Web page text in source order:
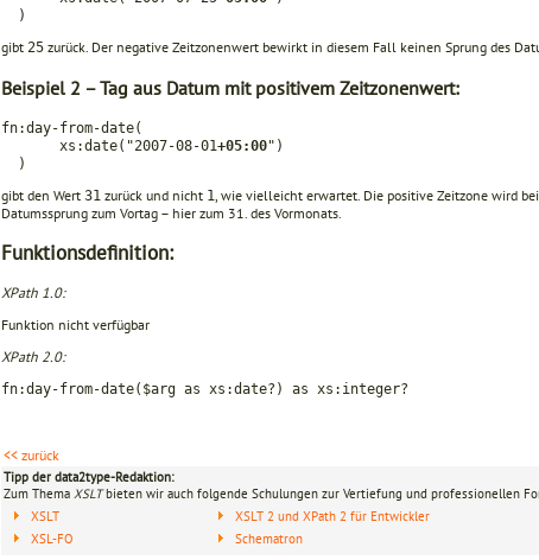
)
gibt 25 zurück. Der negative Zeitzonenwert bewirkt in diesem Fall keinen Sprung des
Beispiel 2 – Tag aus Datum mit positivem Zeitzonenwert:
fn:day-from-date(
xs:date("2007-08-01+05:00")
)
gibt den Wert 31 zurück und nicht 1 , wie vielleicht erwartet. Die positive Zeit­zone wird
Datums­sprung zum Vortag – hier zum 31. des Vormonats.
Funktionsdefinition:
XPath 1.0:
Funktion nicht verfügbar
XPath 2.0:
fn:day-from-date($arg as xs:date?) as xs:integer?
<< zurück
Tipp der data2type-Redaktion:
Zum Thema XSLTbieten wir auch folgende Schulungen zur Vertiefung und professionellen
XSLT
XSL-FO
XSLT 2 und XPath 2 für Entwickler
Schematron